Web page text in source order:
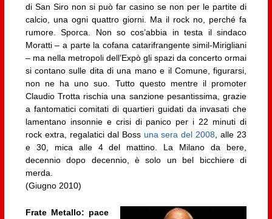
di San Siro non si può far casino se non per le partite di
calcio, una ogni quattro giorni. Ma il rock no, perché fa
rumore. Sporca. Non so cos’abbia in testa il sindaco
Moratti – a parte la cofana catarifrangente simil-Mirigliani
– ma nella metropoli dell’Expò gli spazi da concerto ormai
si contano sulle dita di una mano e il Comune, figurarsi,
non ne ha uno suo. Tutto questo mentre il promoter
Claudio Trotta rischia una sanzione pesantissima, grazie
a fantomatici comitati di quartieri guidati da invasati che
lamentano insonnie e crisi di panico per i 22 minuti di
rock extra, regalatici dal Boss una sera del 2008 , alle 23
e 30, mica alle 4 del mattino. La Milano da bere,
decennio dopo decennio, è solo un bel bicchiere di
merda.
(Giugno 2010)
Frate Metallo: pace